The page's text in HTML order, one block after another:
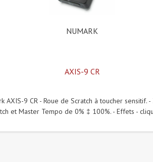
NUMARK
AXIS-9 CR
AXIS-9 CR - Roue de Scratch à toucher sensitif.
et Master Tempo de 0% ‡ 100%. - Effets -